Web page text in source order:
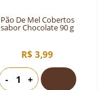
Pão De Mel Cobertos
sabor Chocolate 90 g
R$ 3,99
- +